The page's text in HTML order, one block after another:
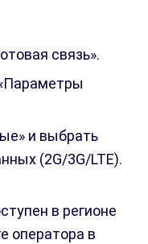
связь».
и выбрать
(2G/3G/LTE).
в регионе
оператора в